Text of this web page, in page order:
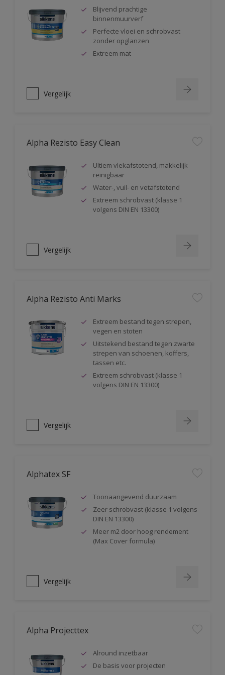
Blijvend prachtige
binnenmuurverf
Perfecte vloei en schrobvast
zonder opglanzen
Extreem mat
Vergelijk
Alpha Rezisto Easy Clean
Ultiem vlekafstotend, makkelijk
reinigbaar
Water-, vuil- en vetafstotend
Extreem schrobvast (klasse 1
volgens DIN EN 13300)
Vergelijk
Alpha Rezisto Anti Marks
Extreem bestand tegen strepen,
vegen en stoten
Uitstekend bestand tegen zwarte
strepen van schoenen, koffers,
tassen etc.
Extreem schrobvast (klasse 1
volgens DIN EN 13300)
Vergelijk
Alphatex SF
Toonaangevend duurzaam
Zeer schrobvast (klasse 1 volgens
DIN EN 13300)
Meer m2 door hoog rendement
(Max Cover formula)
Vergelijk
Alpha Projecttex
Alround inzetbaar
De basis voor projecten